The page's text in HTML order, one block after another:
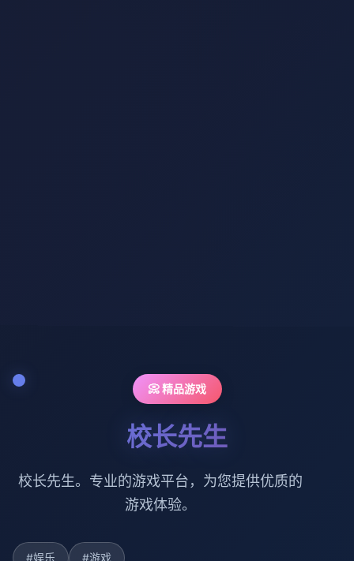
📀 精品游戏
校长先生
校长先生。专业的游戏平台，为您提供优质的
游戏体验。
#娱乐 #游戏